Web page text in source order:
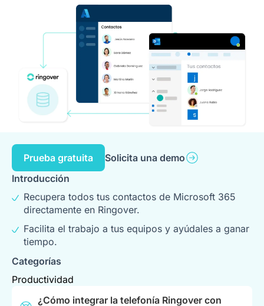
Prueba gratuita
Solicita una demo
Introducción
Recupera todos tus contactos de Microsoft 365
directamente en Ringover.
Facilita el trabajo a tus equipos y ayúdales a ganar
tiempo.
Categorías
Productividad
¿Cómo integrar la telefonía Ringover con